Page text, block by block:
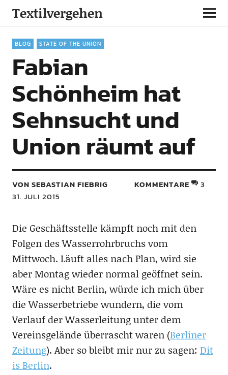
Textilvergehen
BLOG STATE OF THE UNION
Fabian
Schönheim hat
Sehnsucht und
Union räumt auf
VON SEBASTIAN FIEBRIG
31. JULI 2015
KOMMENTARE 3
Die Geschäftsstelle kämpft noch mit den
Folgen des Wasserrohrbruchs vom
Mittwoch. Läuft alles nach Plan, wird sie
aber Montag wieder normal geöffnet sein.
Wäre es nicht Berlin, würde ich mich über
die Wasserbetriebe wundern, die vom
Verlauf der Wasserleitung unter dem
Vereinsgelände überrascht waren (Berliner
Zeitung). Aber so bleibt mir nur zu sagen: Dit
is Berlin.